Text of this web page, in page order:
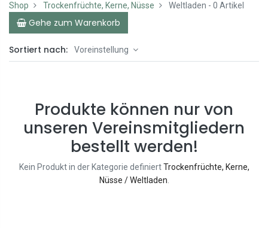
Shop Trockenfrüchte, Kerne, Nüsse Weltladen - 0 Artikel
Gehe zum Warenkorb
Sortiert nach: Voreinstellung
Produkte können nur von
unseren Vereinsmitgliedern
bestellt werden!
Kein Produkt in der Kategorie definiertTrockenfrüchte, Kerne,
Nüsse / Weltladen